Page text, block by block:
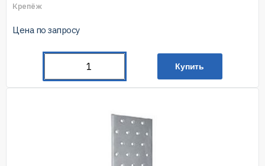
Крепёж
Цена по запросу
Купить